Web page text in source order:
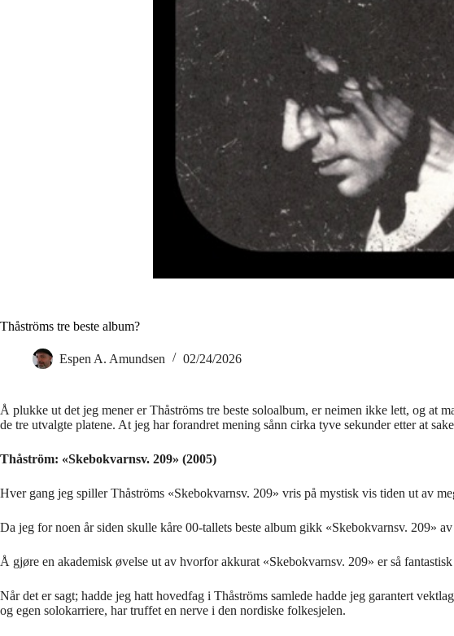
Thåströms tre beste album?
Espen A. Amundsen 02/24/2026
Å plukke ut det jeg mener er Thåströms tre beste soloalbum, er neimen ikke lett, og at
de tre utvalgte platene. At jeg har forandret mening sånn cirka tyve sekunder etter at
Thåström: «Skebokvarnsv. 209» (2005)
Hver gang jeg spiller Thåströms «Skebokvarnsv. 209» vris på mystisk vis tiden ut av
Da jeg for noen år siden skulle kåre 00-tallets beste album gikk «Skebokvarnsv. 209»
Å gjøre en akademisk øvelse ut av hvorfor akkurat «Skebokvarnsv. 209» er så
Når det er sagt; hadde jeg hatt hovedfag i Thåströms samlede hadde jeg garantert
og egen solokarriere, har truffet en nerve i den nordiske folkesjelen.